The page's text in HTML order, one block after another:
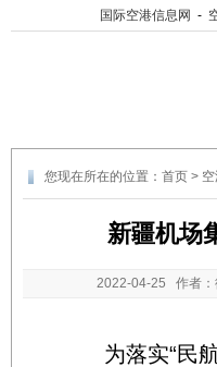
国际空港信息网 -
您现在所在的位置： 首页 >
新疆机场
2022-04-25 作者
为落实“民航